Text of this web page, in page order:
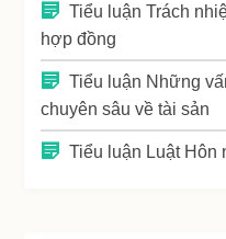
Tiểu luận Trách
hợp đồng
Tiểu luận Những
chuyên sâu về tài sản
Tiểu luận Luật Hôn